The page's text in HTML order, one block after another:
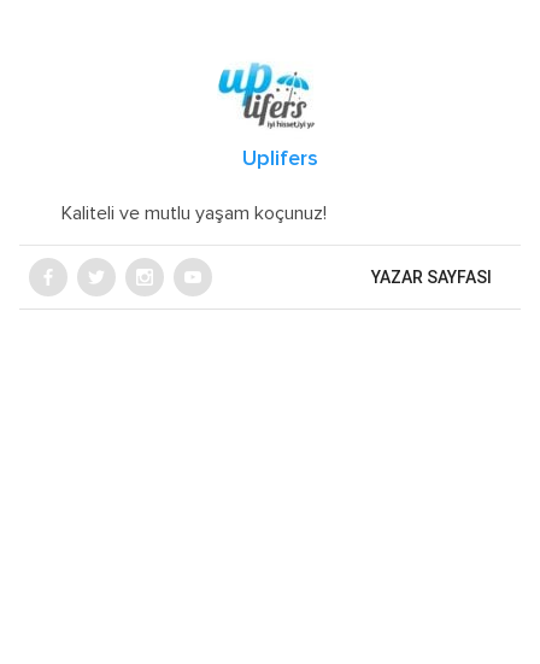
Uplifers
Kaliteli ve mutlu yaşam koçunuz!
YAZAR SAYFASI